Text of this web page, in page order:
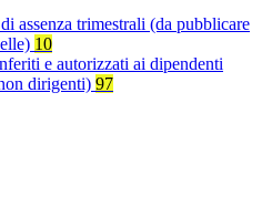
assenza trimestrali (da pubblicare
10
e autorizzati ai dipendenti
dirigenti) 97